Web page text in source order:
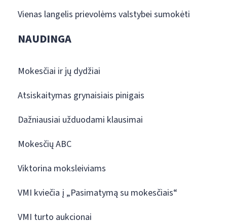
Vienas langelis prievolėms valstybei sumokėti
NAUDINGA
Mokesčiai ir jų dydžiai
Atsiskaitymas grynaisiais pinigais
Dažniausiai užduodami klausimai
Mokesčių ABC
Viktorina moksleiviams
VMI kviečia į „Pasimatymą su mokesčiais“
VMI turto aukcionai